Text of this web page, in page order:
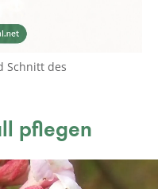
Schnitt des
pflegen